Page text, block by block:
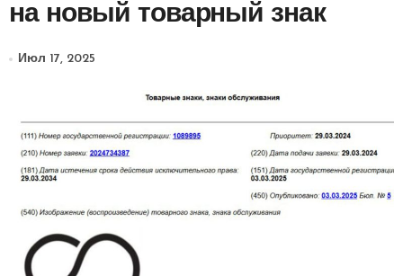
на новый товарный знак
Июл 17, 2025